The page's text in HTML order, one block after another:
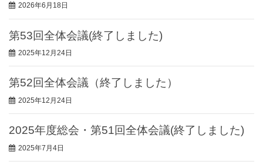
2026年6月18日
第53回全体会議(終了しました)
2025年12月24日
第52回全体会議（終了しました）
2025年12月24日
2025年度総会・第51回全体会議(終了しました)
2025年7月4日